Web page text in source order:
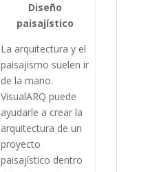
Diseño
paisajístico
La arquitectura y el
paisajismo suelen ir
de la mano.
VisualARQ puede
ayudarle a crear la
arquitectura de un
proyecto
paisajístico dentro